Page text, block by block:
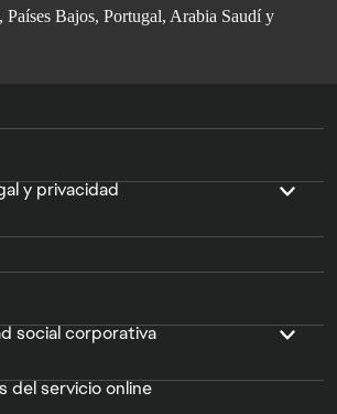
Bajos, Portugal, Arabia Saudí y
y privacidad
social corporativa
del servicio online